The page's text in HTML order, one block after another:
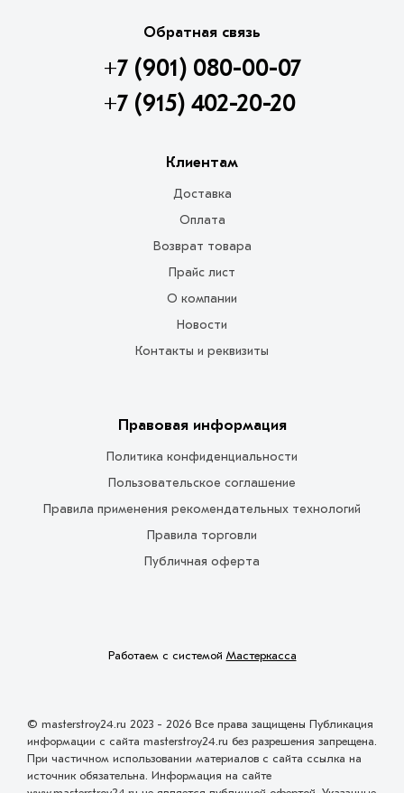
Обратная связь
+7 (901) 080-00-07
+7 (915) 402-20-20
Клиентам
Доставка
Оплата
Возврат товара
Прайс лист
О компании
Новости
Контакты и реквизиты
Правовая информация
Политика конфиденциальности
Пользовательское соглашение
Правила применения рекомендательных технологий
Правила торговли
Публичная оферта
Работаем с системой Мастеркасса
© masterstroy24.ru 2023 - 2026 Все права защищены Публикация
информации с сайта masterstroy24.ru без разрешения запрещена.
При частичном использовании материалов с сайта ссылка на
источник обязательна. Информация на сайте